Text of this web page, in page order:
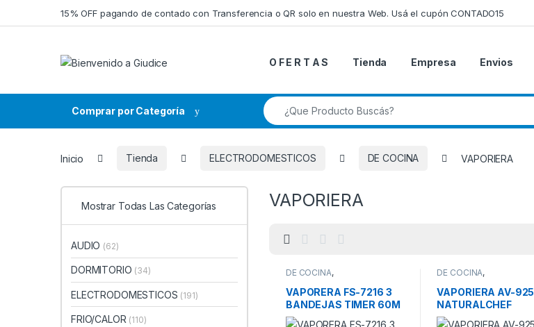
15% OFF pagando de contado con Transferencia o QR solo en nuestra Web. Usá el cupón CONTADO15
O F E R T A S Tienda Empresa Envios
Comprar por Categoría
Búsqueda de:
Inicio Tienda ELECTRODOMESTICOS DE COCINA VAPORIERA
VAPORIERA
DE COCINA,
VAPORIERA
VAPORERA FS-7216 3
BANDEJAS TIMER 60M
DE COCINA,
VAPORIERA
VAPORIERA AV-925
NATURALCHEF
Mostrar Todas Las Categorías
AUDIO (62)
DORMITORIO (34)
ELECTRODOMESTICOS (191)
FRIO/CALOR (110)